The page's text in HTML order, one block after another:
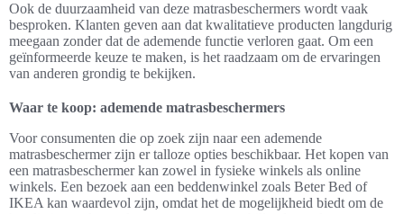
Ook de duurzaamheid van deze matrasbeschermers wordt vaak
besproken. Klanten geven aan dat kwalitatieve producten langdurig
meegaan zonder dat de ademende functie verloren gaat. Om een
geïnformeerde keuze te maken, is het raadzaam om de ervaringen
van anderen grondig te bekijken.
Waar te koop: ademende matrasbeschermers
Voor consumenten die op zoek zijn naar een ademende
matrasbeschermer zijn er talloze opties beschikbaar. Het kopen van
een matrasbeschermer kan zowel in fysieke winkels als online
winkels. Een bezoek aan een beddenwinkel zoals Beter Bed of
IKEA kan waardevol zijn, omdat het de mogelijkheid biedt om de